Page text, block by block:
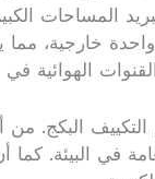
المساحات
خارجية،
الهوائية في
البكج.
في البيئة.